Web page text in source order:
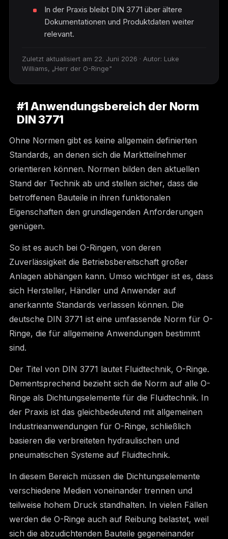
In der Praxis bleibt DIN 3771 über ältere
Dokumentationen und Produktdaten weiter
relevant.
Zuletzt aktualisiert am 22. Juni 2026 · Autor: Luke
Williams, „Herr der O-Ringe"
#1 Anwendungsbereich der Norm
DIN 3771
Ohne Normen gibt es keine allgemein definierten
Standards, an denen sich die Marktteilnehmer
orientieren können. Normen bilden den aktuellen
Stand der Technik ab und stellen sicher, dass die
betroffenen Bauteile in ihren funktionalen
Eigenschaften den grundlegenden Anforderungen
genügen.
So ist es auch bei O-Ringen, von deren
Zuverlässigkeit die Betriebsbereitschaft großer
Anlagen abhängen kann. Umso wichtiger ist es, dass
sich Hersteller, Händler und Anwender auf
anerkannte Standards verlassen können. Die
deutsche DIN 3771 ist eine umfassende Norm für O-
Ringe, die für allgemeine Anwendungen bestimmt
sind.
Der Titel von DIN 3771 lautet Fluidtechnik, O-Ringe.
Dementsprechend bezieht sich die Norm auf alle O-
Ringe als Dichtungselemente für die Fluidtechnik. In
der Praxis ist das gleichbedeutend mit allgemeinen
Industrieanwendungen für O-Ringe, schließlich
basieren die verbreiteten hydraulischen und
pneumatischen Systeme auf Fluidtechnik.
In diesem Bereich müssen die Dichtungselemente
verschiedene Medien voneinander trennen und
teilweise hohem Druck standhalten. In vielen Fällen
werden die O-Ringe auch auf Reibung belastet, weil
sich die abzudichtenden Bauteile gegeneinander